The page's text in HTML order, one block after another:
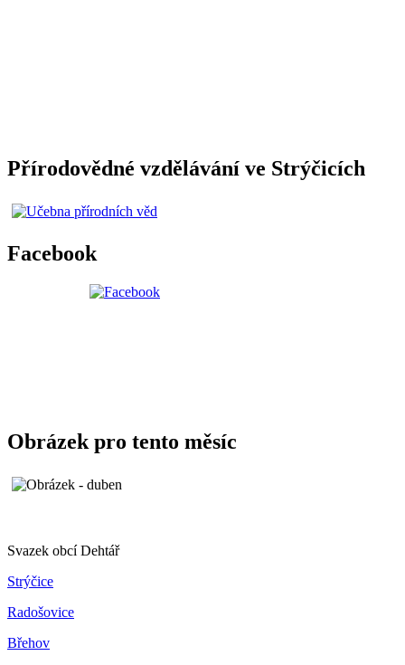
Přírodovědné vzdělávání ve Strýčicích
Facebook
Obrázek pro tento měsíc
Svazek obcí Dehtář
Strýčice
Radošovice
Břehov